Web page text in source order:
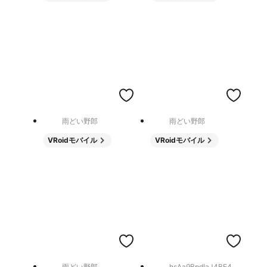
雨どい野郎
VRoidモバイル
雨どい野郎
VRoidモバイル